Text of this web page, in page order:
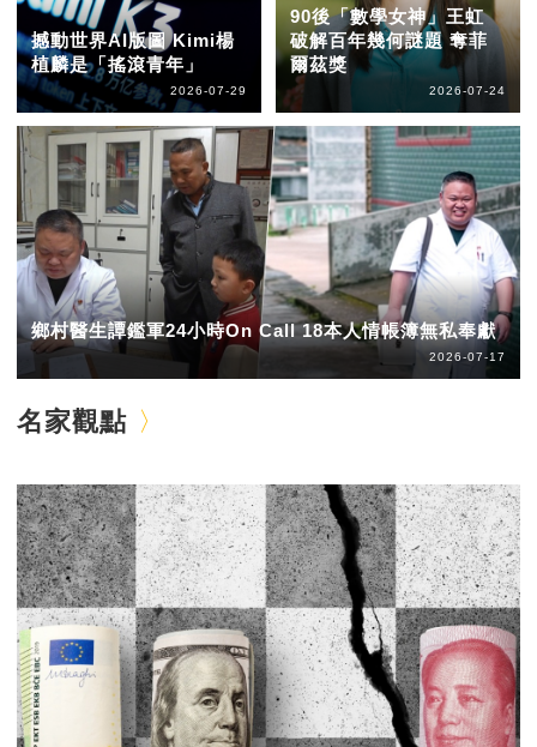
撼動世界AI版圖 Kimi楊
植麟是「搖滾青年」
2026-07-29
90後「數學女神」王虹
破解百年幾何謎題 奪菲
爾茲獎
2026-07-24
鄉村醫生譚鑑軍24小時On Call 18本人情帳簿無私奉獻
2026-07-17
名家觀點